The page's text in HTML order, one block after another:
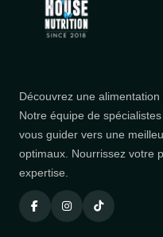
Découvrez une
Notre équipe de
vous guider vers une
optimaux. Nourrissez votre
expertise.